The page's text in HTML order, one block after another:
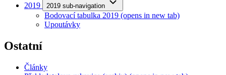
2019
2019 sub-navigation
Bodovací tabulka 2019 (opens in new tab)
Upoutávky
Ostatní
Články